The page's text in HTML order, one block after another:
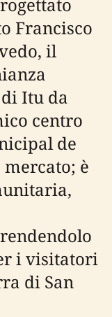
Francisco
il
Itu da
centro
de
è
i visitatori
di San